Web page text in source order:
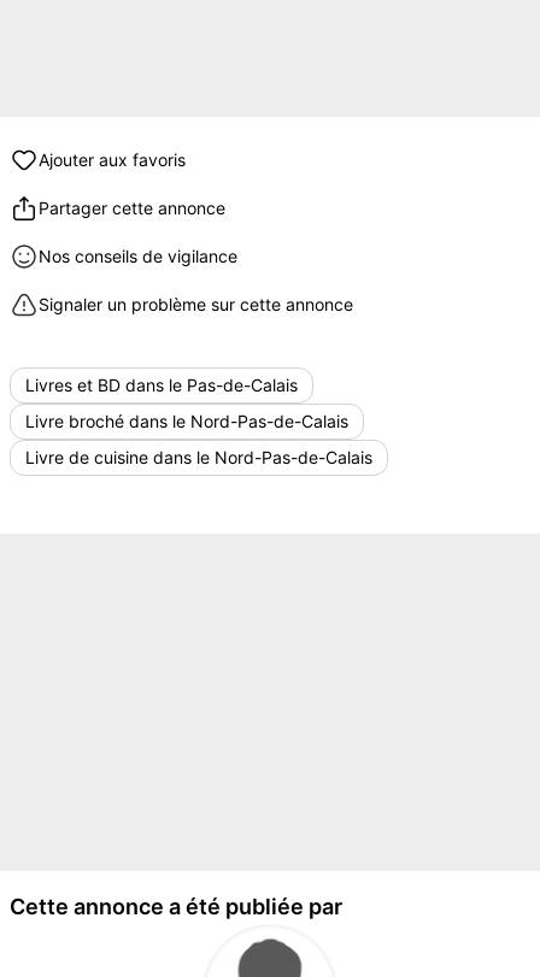
Ajouter aux favoris
Partager cette annonce
Nos conseils de vigilance
Signaler un problème sur cette annonce
Livres et BD dans le Pas-de-Calais
Livre broché dans le Nord-Pas-de-Calais
Livre de cuisine dans le Nord-Pas-de-Calais
Cette annonce a été publiée par